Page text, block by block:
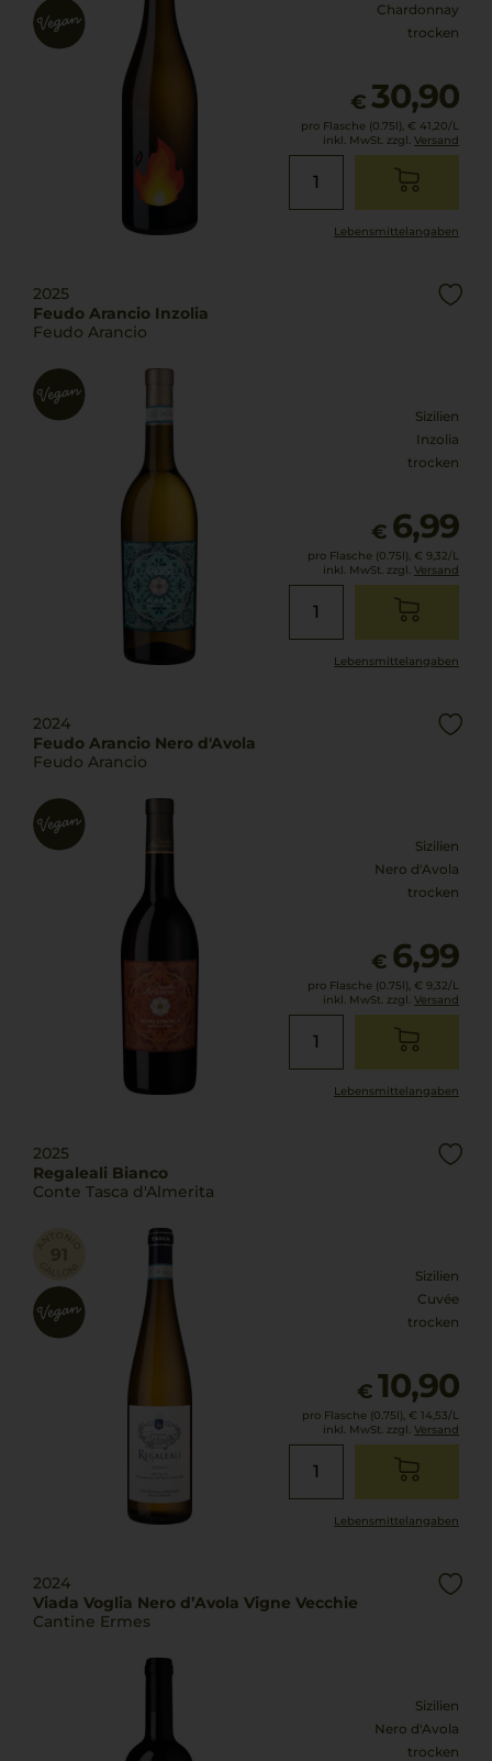
Chardonnay
trocken
€ 30,90
pro Flasche (0.75l), € 41,20/L
inkl. MwSt. zzgl. Versand
Lebensmittel­angaben
2025
Feudo Arancio Inzolia
Feudo Arancio
Sizilien
Inzolia
trocken
€ 6,99
pro Flasche (0.75l), € 9,32/L
inkl. MwSt. zzgl. Versand
Lebensmittel­angaben
2024
Feudo Arancio Nero d'Avola
Feudo Arancio
Sizilien
Nero d'Avola
trocken
€ 6,99
pro Flasche (0.75l), € 9,32/L
inkl. MwSt. zzgl. Versand
Lebensmittel­angaben
2025
Regaleali Bianco
Conte Tasca d'Almerita
Sizilien
Cuvée
trocken
€ 10,90
pro Flasche (0.75l), € 14,53/L
inkl. MwSt. zzgl. Versand
Lebensmittel­angaben
2024
Viada Voglia Nero d’Avola Vigne Vecchie
Cantine Ermes
Sizilien
Nero d'Avola
trocken